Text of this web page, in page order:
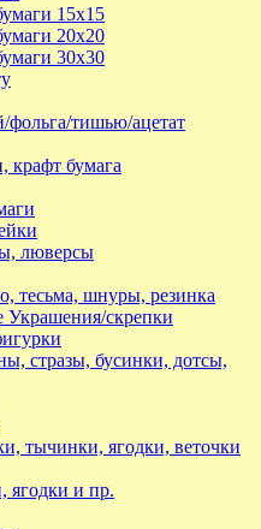
15х15
20х20
30х30
фольга/тишью/ацетат
крафт бумага
люверсы
тесьма, шнуры, резинка
Украшения/скрепки
стразы, бусинки, дотсы,
тычинки, ягодки, веточки
ягодки и пр.